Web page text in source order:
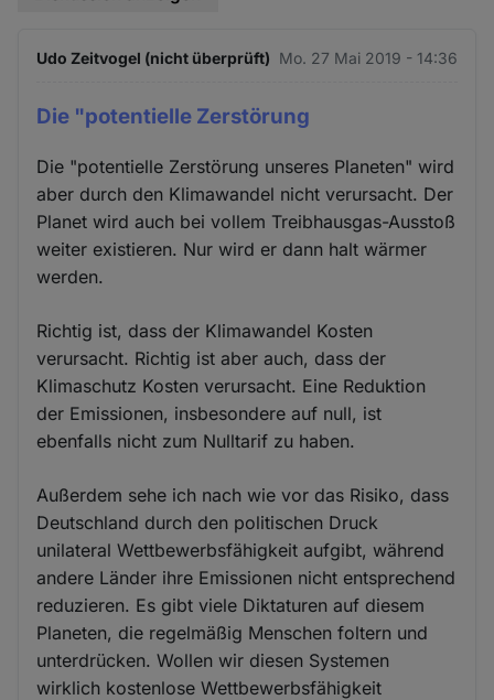
Udo Zeitvogel (nicht überprüft) Mo. 27 Mai 2019 - 14:36
Die "potentielle Zerstörung
Die "potentielle Zerstörung unseres Planeten" wird
aber durch den Klimawandel nicht verursacht. Der
Planet wird auch bei vollem Treibhausgas-Ausstoß
weiter existieren. Nur wird er dann halt wärmer
werden.
Richtig ist, dass der Klimawandel Kosten
verursacht. Richtig ist aber auch, dass der
Klimaschutz Kosten verursacht. Eine Reduktion
der Emissionen, insbesondere auf null, ist
ebenfalls nicht zum Nulltarif zu haben.
Außerdem sehe ich nach wie vor das Risiko, dass
Deutschland durch den politischen Druck
unilateral Wettbewerbsfähigkeit aufgibt, während
andere Länder ihre Emissionen nicht entsprechend
reduzieren. Es gibt viele Diktaturen auf diesem
Planeten, die regelmäßig Menschen foltern und
unterdrücken. Wollen wir diesen Systemen
wirklich kostenlose Wettbewerbsfähigkeit